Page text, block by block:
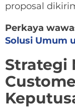
proposal
Perkaya
Solusi Umum
Strategi